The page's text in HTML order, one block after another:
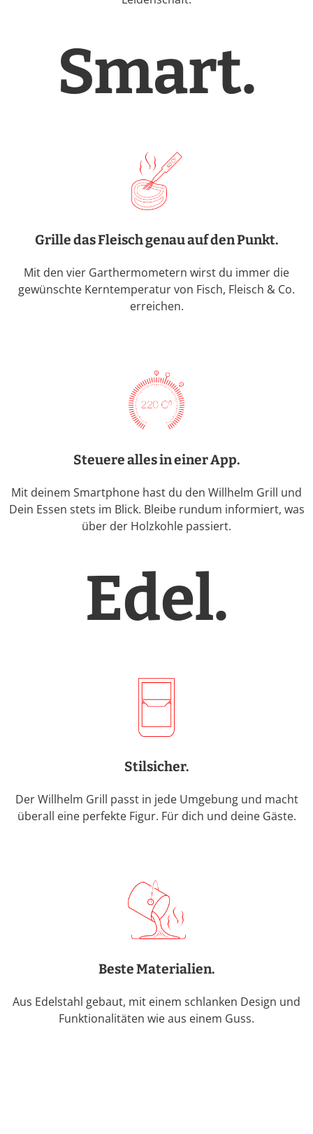
Smart.
Grille das Fleisch genau auf den Punkt.
Mit den vier Garthermometern wirst du immer die
gewünschte Kerntemperatur von Fisch, Fleisch & Co.
erreichen.
Steuere alles in einer App.
Mit deinem Smartphone hast du den Willhelm Grill und
Dein Essen stets im Blick. Bleibe rundum informiert, was
über der Holzkohle passiert.
Edel.
Stilsicher.
Der Willhelm Grill passt in jede Umgebung und macht
überall eine perfekte Figur. Für dich und deine Gäste.
Beste Materialien.
Aus Edelstahl gebaut, mit einem schlanken Design und
Funktionalitäten wie aus einem Guss.